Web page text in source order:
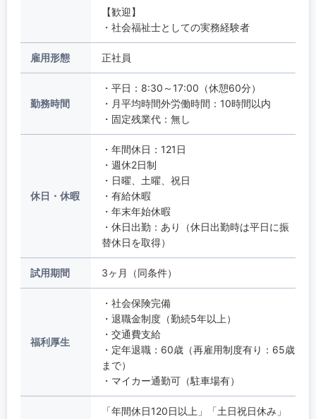
【歓迎】
・社会福祉士としての実務経験者
雇用形態 正社員
勤務時間
・平日：8:30～17:00（休憩60分）
・月平均時間外労働時間：10時間以内
・固定残業代：無し
休日・休暇
・年間休日：121日
・週休2日制
・日曜、土曜、祝日
・有給休暇
・年末年始休暇
・休日出勤：あり（休日出勤時は平日に振
替休日を取得）
試用期間 3ヶ月（同条件）
福利厚生
・社会保険完備
・退職金制度（勤続5年以上）
・交通費支給
・定年退職：60歳（再雇用制度有り：65歳
まで）
・マイカー通勤可（駐車場有）
「年間休日120日以上」「土日祝日休み」